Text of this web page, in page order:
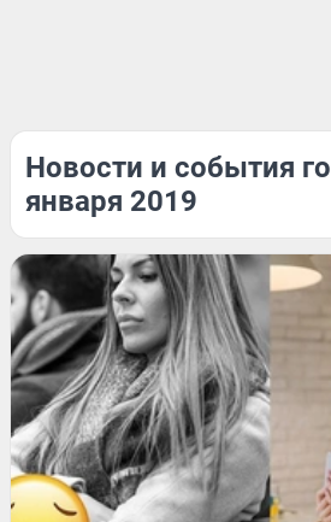
Новости и события
января 2019